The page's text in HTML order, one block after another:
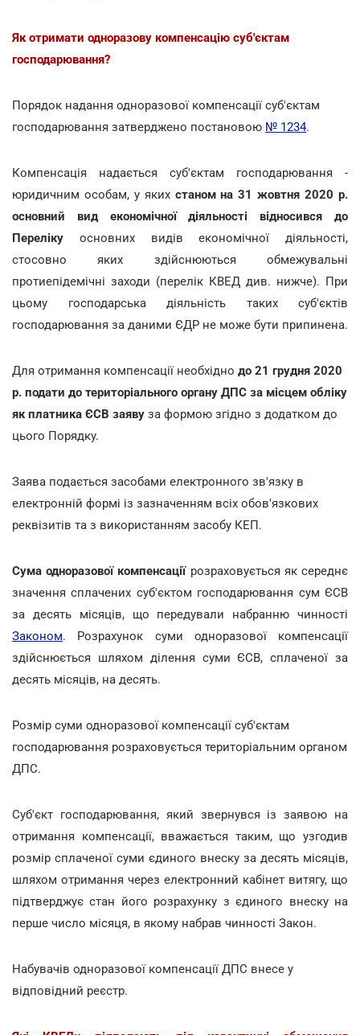
Як отримати одноразову компенсацію суб'єктам
господарювання?
Порядок надання одноразової компенсації суб'єктам
господарювання затверджено постановою № 1234.
Компенсація надається суб'єктам господарювання -
юридичним особам, у яких станом на 31 жовтня 2020 р.
основний вид економічної діяльності відносився до
Переліку основних видів економічної діяльності,
стосовно яких здійснюються обмежувальні
протиепідемічні заходи (перелік КВЕД див. нижче). При
цьому господарська діяльність таких суб'єктів
господарювання за даними ЄДР не може бути припинена.
Для отримання компенсації необхідно до 21 грудня 2020
р. подати до територіального органу ДПС за місцем обліку
як платника ЄСВ заяву за формою згідно з додатком до
цього Порядку.
Заява подається засобами електронного зв'язку в
електронній формі із зазначенням всіх обов'язкових
реквізитів та з використанням засобу КЕП.
Сума одноразової компенсаціїрозраховується як середнє
значення сплачених суб'єктом господарювання сум ЄСВ
за десять місяців, що передували набранню чинності
Законом. Розрахунок суми одноразової компенсації
здійснюється шляхом ділення суми ЄСВ, сплаченої за
десять місяців, на десять.
Розмір суми одноразової компенсації суб'єктам
господарювання розраховується територіальним органом
ДПС.
Суб'єкт господарювання, який звернувся із заявою на
отримання компенсації, вважається таким, що узгодив
розмір сплаченої суми єдиного внеску за десять місяців,
шляхом отримання через електронний кабінет витягу, що
підтверджує стан його розрахунку з єдиного внеску на
перше число місяця, в якому набрав чинності Закон.
Набувачів одноразової компенсації ДПС внесе у
відповідний реєстр.